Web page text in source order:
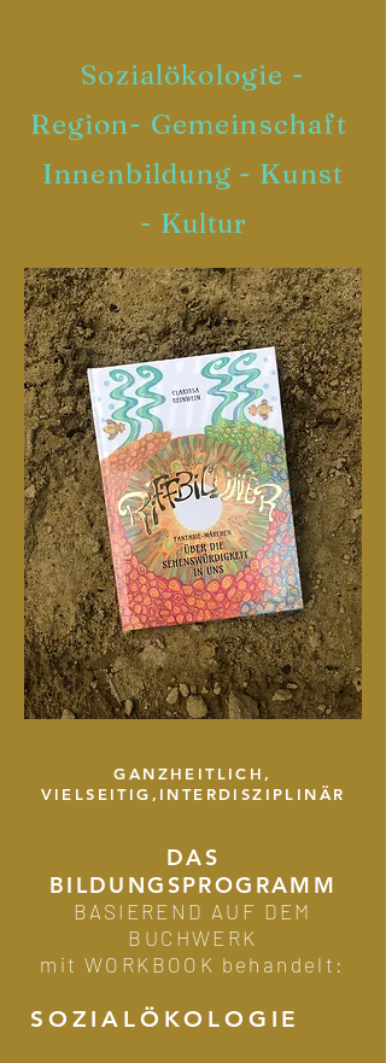
Sozialökologie -
Region- Gemeinschaft
Innenbildung - Kunst
- Kultur
GANZHEITLICH,
VIELSEITIG,INTERDISZIPLINÄR
DAS
BILDUNGSPROGRAMM
BASIEREN D AUF DEM
BUCHWERK
mit WORKBOOK behandelt:
SOZIALÖKOLOGIE